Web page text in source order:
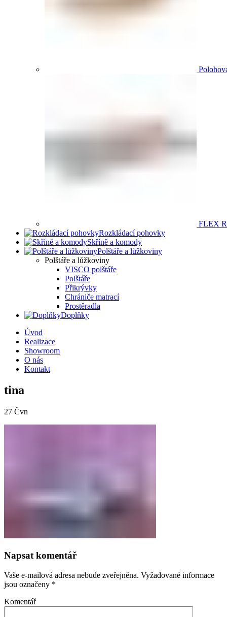
FLEX
Rozkládací pohovky
Skříně a komody
Polštáře a lůžkoviny
Polštáře a lůžkoviny
VISCO polštáře
Polštáře
Přikrývky
Chrániče matrací
Prostěradla
Doplňky
Úvod
Realizace
Showroom
O nás
Kontakt
tina
27 Čvn
Napsat komentář
Vaše e-mailová adresa nebude zveřejněna. Vyžadované informace
jsou označeny *
Komentář